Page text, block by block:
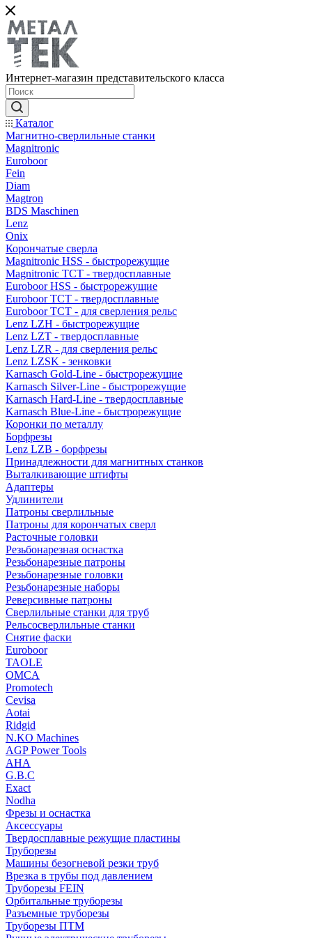
Интернет-магазин представительского класса
Каталог
Магнитно-сверлильные станки
Magnitronic
Euroboor
Fein
Diam
Magtron
BDS Maschinen
Lenz
Onix
Корончатые сверла
Magnitronic HSS - быстрорежущие
Magnitronic TCT - твердосплавные
Euroboor HSS - быстрорежущие
Euroboor TCT - твердосплавные
Euroboor TCT - для сверления рельс
Lenz LZH - быстрорежущие
Lenz LZT - твердосплавные
Lenz LZR - для сверления рельс
Lenz LZSK - зенковки
Karnasch Gold-Line - быстрорежущие
Karnasch Silver-Line - быстрорежущие
Karnasch Hard-Line - твердосплавные
Karnasch Blue-Line - быстрорежущие
Коронки по металлу
Борфрезы
Lenz LZB - борфрезы
Принадлежности для магнитных станков
Выталкивающие штифты
Адаптеры
Удлинители
Патроны сверлильные
Патроны для корончатых сверл
Расточные головки
Резьбонарезная оснастка
Резьбонарезные патроны
Резьбонарезные головки
Резьбонарезные наборы
Реверсивные патроны
Сверлильные станки для труб
Рельсосверлильные станки
Снятие фаски
Euroboor
TAOLE
OMCA
Promotech
Cevisa
Aotai
Ridgid
N.KO Machines
AGP Power Tools
AHA
G.B.C
Exact
Nodha
Фрезы и оснастка
Аксессуары
Твердосплавные режущие пластины
Труборезы
Машины безогневой резки труб
Врезка в трубы под давлением
Труборезы FEIN
Орбитальные труборезы
Разъемные труборезы
Труборезы ПТМ